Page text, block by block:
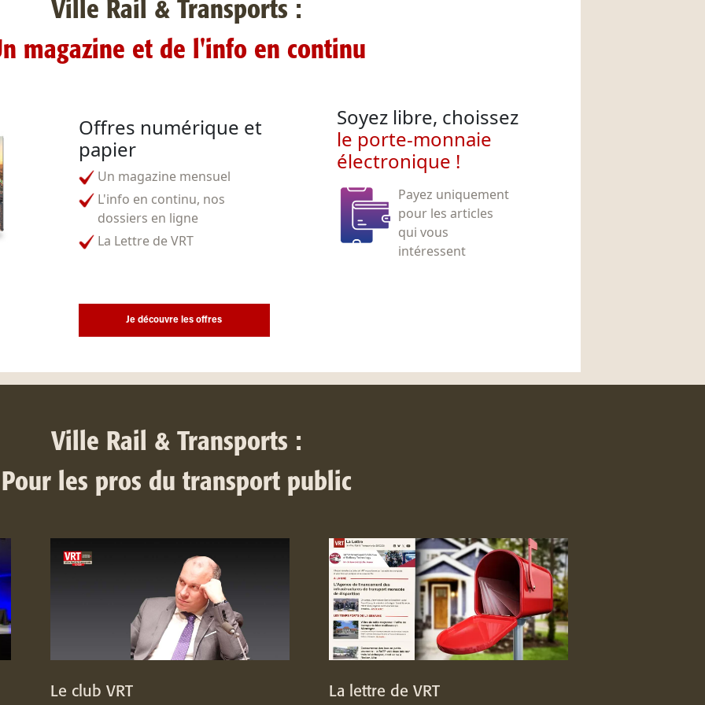
Ville Rail & Transports :
magazine et de l'info en continu
Offres numérique et
papier
Un magazine mensuel
L'info en continu, nos
dossiers en ligne
La Lettre de VRT
Soyez libre, choissez
le porte-monnaie
électronique !
Payez uniquement
pour les articles
qui vous
intéressent
Je découvre les offres
Ville Rail & Transports :
Pour les pros du transport public
Le club VRT La lettre de VRT